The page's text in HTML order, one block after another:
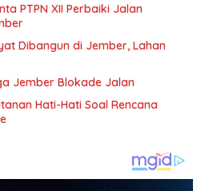
PTPN XII Perbaiki Jalan
Dibangun di Jember, Lahan
Jember Blokade Jalan
Hati-Hati Soal Rencana